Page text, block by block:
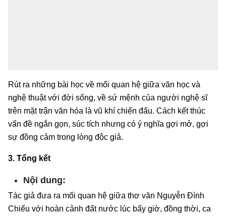
Rút ra những bài học về mối quan hệ giữa văn học và
nghệ thuật với đời sống, về sứ mệnh của người nghệ sĩ
trên mặt trận văn hóa là vũ khí chiến đấu. Cách kết thúc
vấn đề ngắn gọn, súc tích nhưng có ý nghĩa gợi mở, gợi
sự đồng cảm trong lòng độc giả.
3. Tổng kết
Nội dung:
Tác giả đưa ra mối quan hệ giữa thơ văn Nguyễn Đình
Chiểu với hoàn cảnh đất nước lúc bấy giờ, đồng thời, ca